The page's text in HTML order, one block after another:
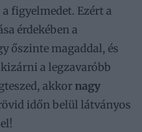
figyelmedet. Ezért a
érdekében a
őszinte magaddal, és
a legzavaróbb
akkor nagy
időn belül látványos